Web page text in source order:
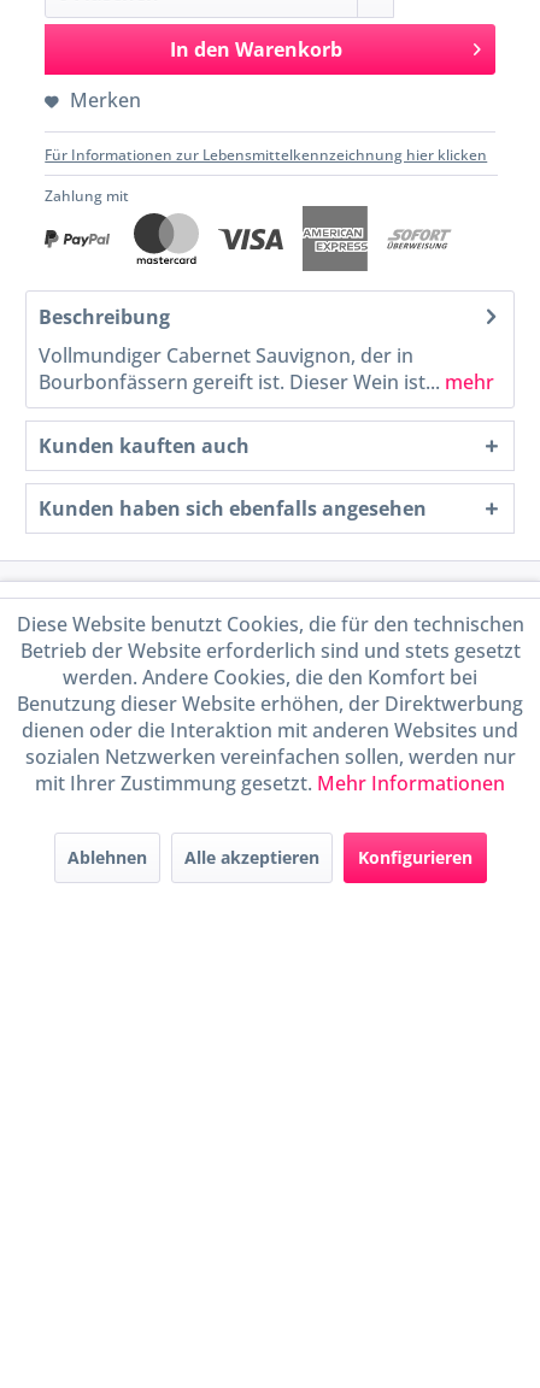
In den Warenkorb
Merken
Für Informationen zur Lebensmittelkennzeichnung hier klicken
Zahlung mit
Beschreibung
Vollmundiger Cabernet Sauvignon, der in
Bourbonfässern gereift ist. Dieser Wein ist... mehr
Kunden kauften auch
Kunden haben sich ebenfalls angesehen
Service Hotline
Shop Service
Informationen
Handel mit BIO-Weinen
durch DE-ÖKO-009
Diese Website benutzt Cookies, die für den technischen
Betrieb der Website erforderlich sind und stets gesetzt
werden. Andere Cookies, die den Komfort bei
Benutzung dieser Website erhöhen, der Direktwerbung
dienen oder die Interaktion mit anderen Websites und
sozialen Netzwerken vereinfachen sollen, werden nur
mit Ihrer Zustimmung gesetzt. Mehr Informationen
Ablehnen Alle akzeptieren Konfigurieren